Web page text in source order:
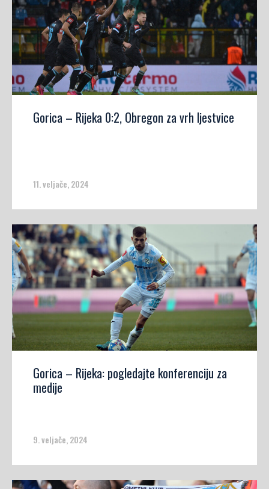
Gorica – Rijeka 0:2, Obregon za vrh ljestvice
11. veljače, 2024
Gorica – Rijeka: pogledajte konferenciju za
medije
9. veljače, 2024